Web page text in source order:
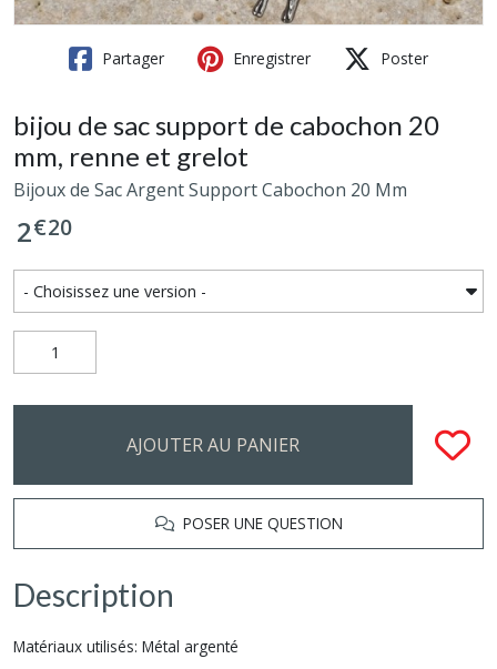
Partager Enregistrer Poster
bijou de sac support de cabochon 20
mm, renne et grelot
Bijoux de Sac Argent Support Cabochon 20 Mm
2€20
AJOUTER AU PANIER
POSER UNE QUESTION
Description
Matériaux utilisés: Métal argenté